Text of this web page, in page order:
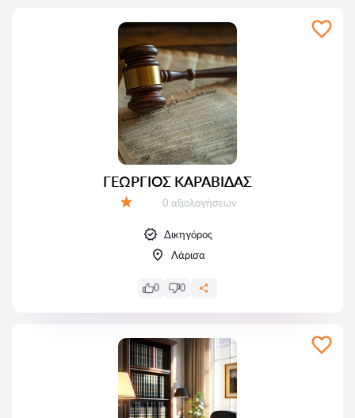
ΓΕΩΡΓΙΟΣ ΚΑΡΑΒΙΔΑΣ
Αξιολογήσεις:
0 αξιολογήσεων
Δικηγόρος
Λάρισα
0 0